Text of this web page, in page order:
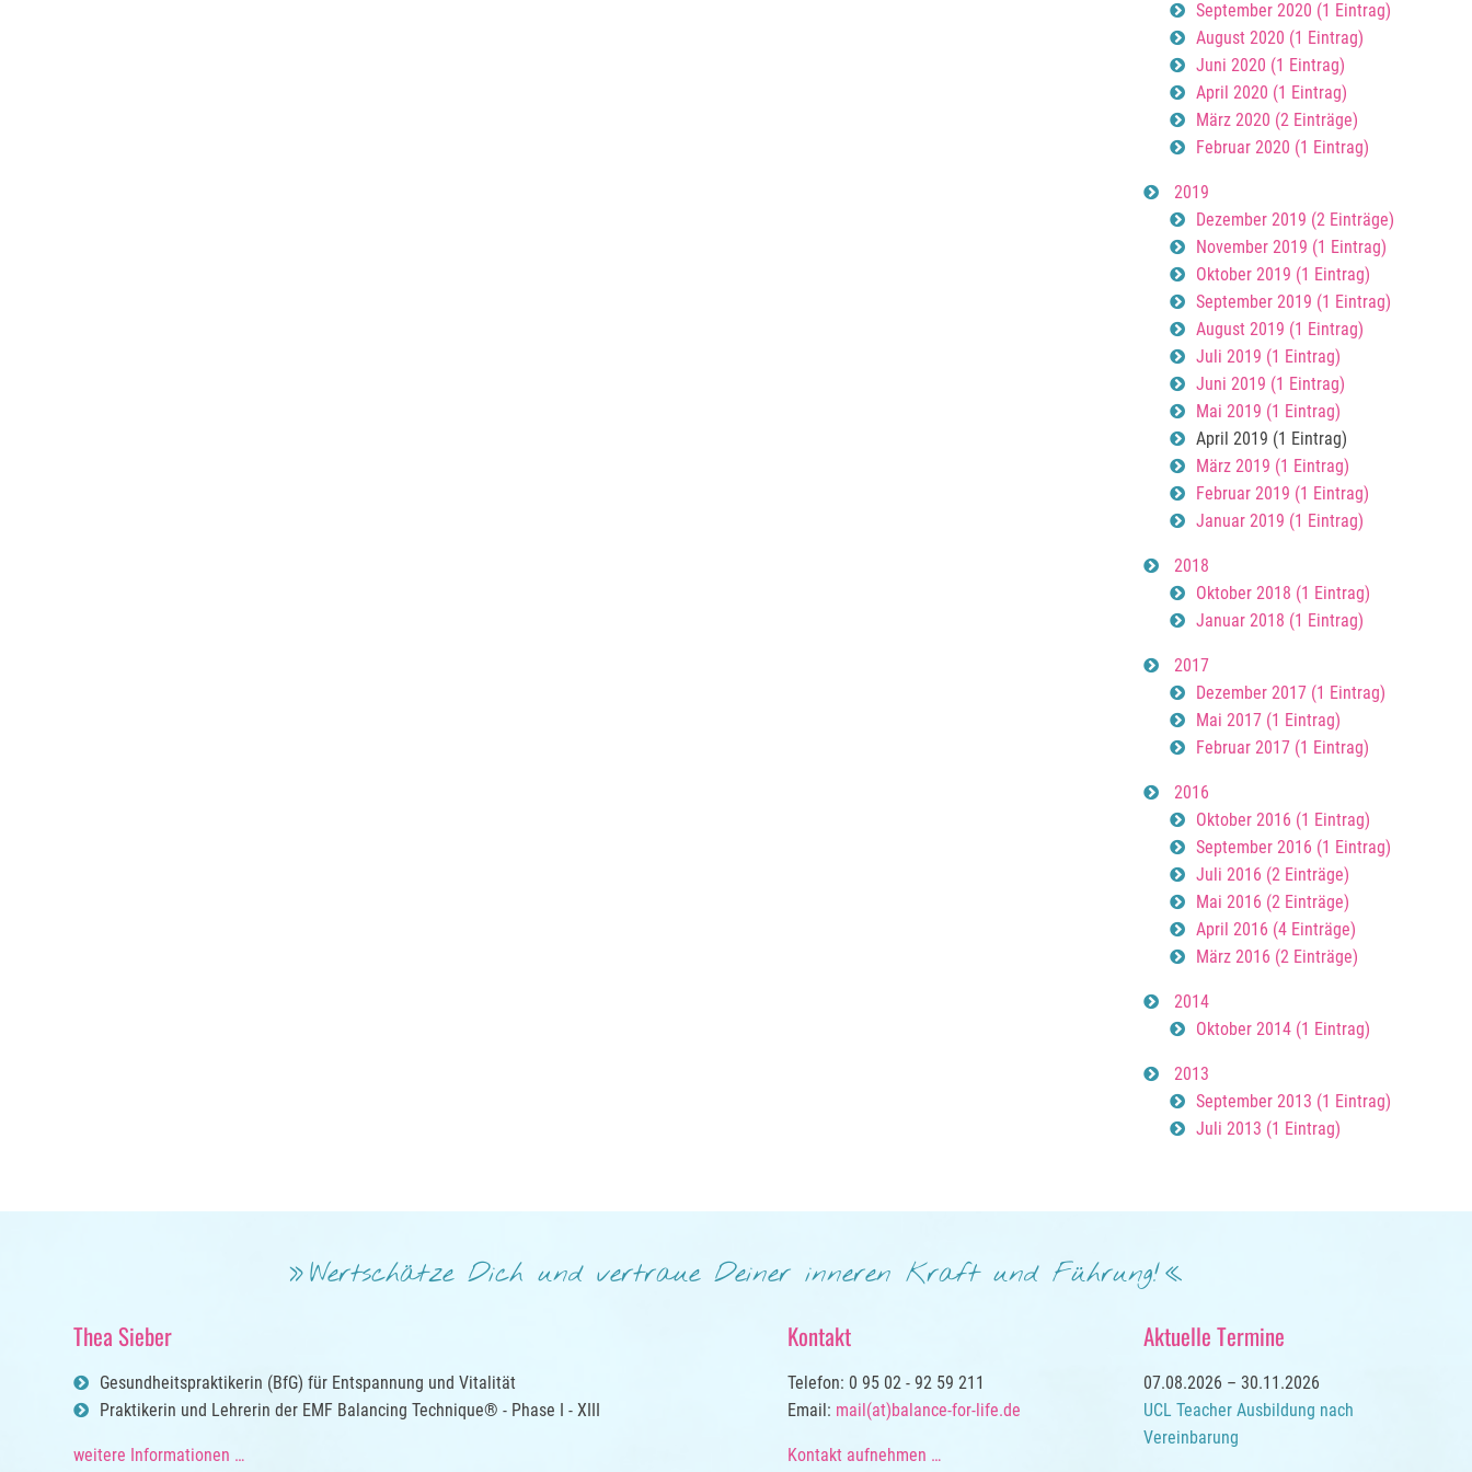
September 2020 (1 Eintrag)
August 2020 (1 Eintrag)
Juni 2020 (1 Eintrag)
April 2020 (1 Eintrag)
März 2020 (2 Einträge)
Februar 2020 (1 Eintrag)
2019
Dezember 2019 (2 Einträge)
November 2019 (1 Eintrag)
Oktober 2019 (1 Eintrag)
September 2019 (1 Eintrag)
August 2019 (1 Eintrag)
Juli 2019 (1 Eintrag)
Juni 2019 (1 Eintrag)
Mai 2019 (1 Eintrag)
April 2019 (1 Eintrag)
März 2019 (1 Eintrag)
Februar 2019 (1 Eintrag)
Januar 2019 (1 Eintrag)
2018
Oktober 2018 (1 Eintrag)
Januar 2018 (1 Eintrag)
2017
Dezember 2017 (1 Eintrag)
Mai 2017 (1 Eintrag)
Februar 2017 (1 Eintrag)
2016
Oktober 2016 (1 Eintrag)
September 2016 (1 Eintrag)
Juli 2016 (2 Einträge)
Mai 2016 (2 Einträge)
April 2016 (4 Einträge)
März 2016 (2 Einträge)
2014
Oktober 2014 (1 Eintrag)
2013
September 2013 (1 Eintrag)
Juli 2013 (1 Eintrag)
Wertschätze Dich und vertraue Deiner inneren Kraft und Führung!
Thea Sieber
Gesundheitspraktikerin (BfG) für Entspannung und Vitalität
Praktikerin und Lehrerin der EMF Balancing Technique® - Phase I - XIII
weitere Informationen …
Kontakt
Telefon: 0 95 02 - 92 59 211
Email: mail(at)balance-for-life.de
Kontakt aufnehmen …
Aktuelle Termine
07.08.2026 – 30.11.2026
UCL Teacher Ausbildung nach
Vereinbarung